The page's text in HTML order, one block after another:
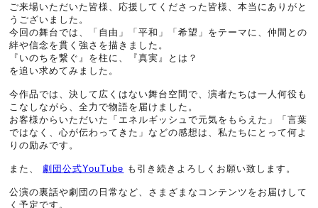
ご来場いただいた皆様、応援してくださった皆様、本当にありがと
うございました。
今回の舞台では、「自由」「平和」「希望」をテーマに、仲間との
絆や信念を貫く強さを描きました。
『いのちを繋ぐ』を柱に、『真実』とは？
を追い求めてみました。
今作品では、決して広くはない舞台空間で、演者たちは一人何役も
こなしながら、全力で物語を届けました。
お客様からいただいた「エネルギッシュで元気をもらえた」「言葉
ではなく、心が伝わってきた」などの感想は、私たちにとって何よ
りの励みです。
また、 劇団公式YouTube も引き続きよろしくお願い致します。
公演の裏話や劇団の日常など、さまざまなコンテンツをお届けして
く予定です。